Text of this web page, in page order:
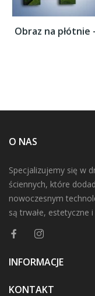
O NAS
Specjalizujemy się w
ściennych, które
nowoczesnym
są trwałe, estetyczne
INFORMACJE
KONTAKT